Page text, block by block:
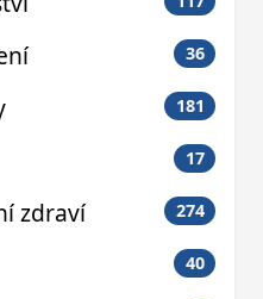
36
181
17
zdraví 274
40